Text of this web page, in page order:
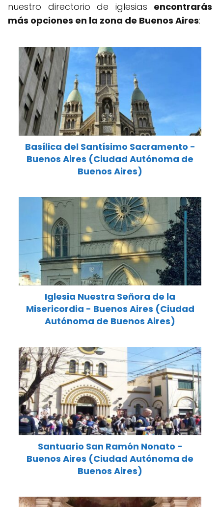
nuestro directorio de iglesias encontrarás
más opciones en la zona de Buenos Aires:
Basílica del Santísimo Sacramento -
Buenos Aires (Ciudad Autónoma de
Buenos Aires)
Iglesia Nuestra Señora de la
Misericordia - Buenos Aires (Ciudad
Autónoma de Buenos Aires)
Santuario San Ramón Nonato -
Buenos Aires (Ciudad Autónoma de
Buenos Aires)